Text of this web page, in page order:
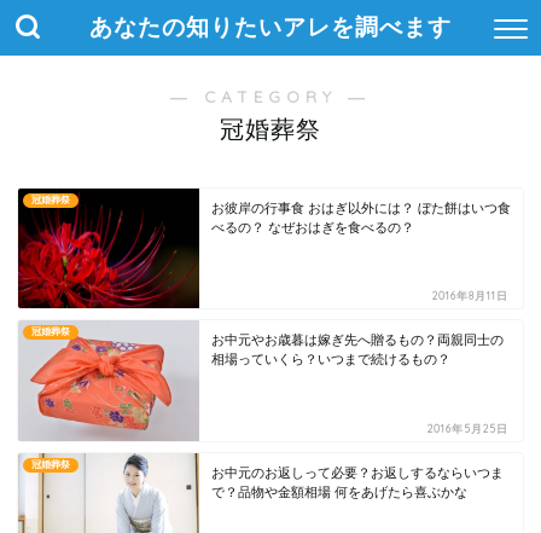
あなたの知りたいアレを調べます
― CATEGORY ―
冠婚葬祭
冠婚葬祭
お彼岸の行事食 おはぎ以外には？ ぼた餅はいつ食
べるの？ なぜおはぎを食べるの？
2016年8月11日
冠婚葬祭
お中元やお歳暮は嫁ぎ先へ贈るもの？両親同士の
相場っていくら？いつまで続けるもの？
2016年5月25日
冠婚葬祭
お中元のお返しって必要？お返しするならいつま
で？品物や金額相場 何をあげたら喜ぶかな